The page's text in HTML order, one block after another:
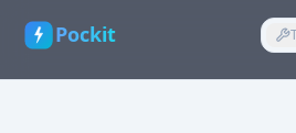
Pockit